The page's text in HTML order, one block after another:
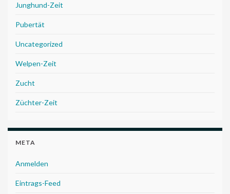
Junghund-Zeit
Pubertät
Uncategorized
Welpen-Zeit
Zucht
Züchter-Zeit
META
Anmelden
Eintrags-Feed